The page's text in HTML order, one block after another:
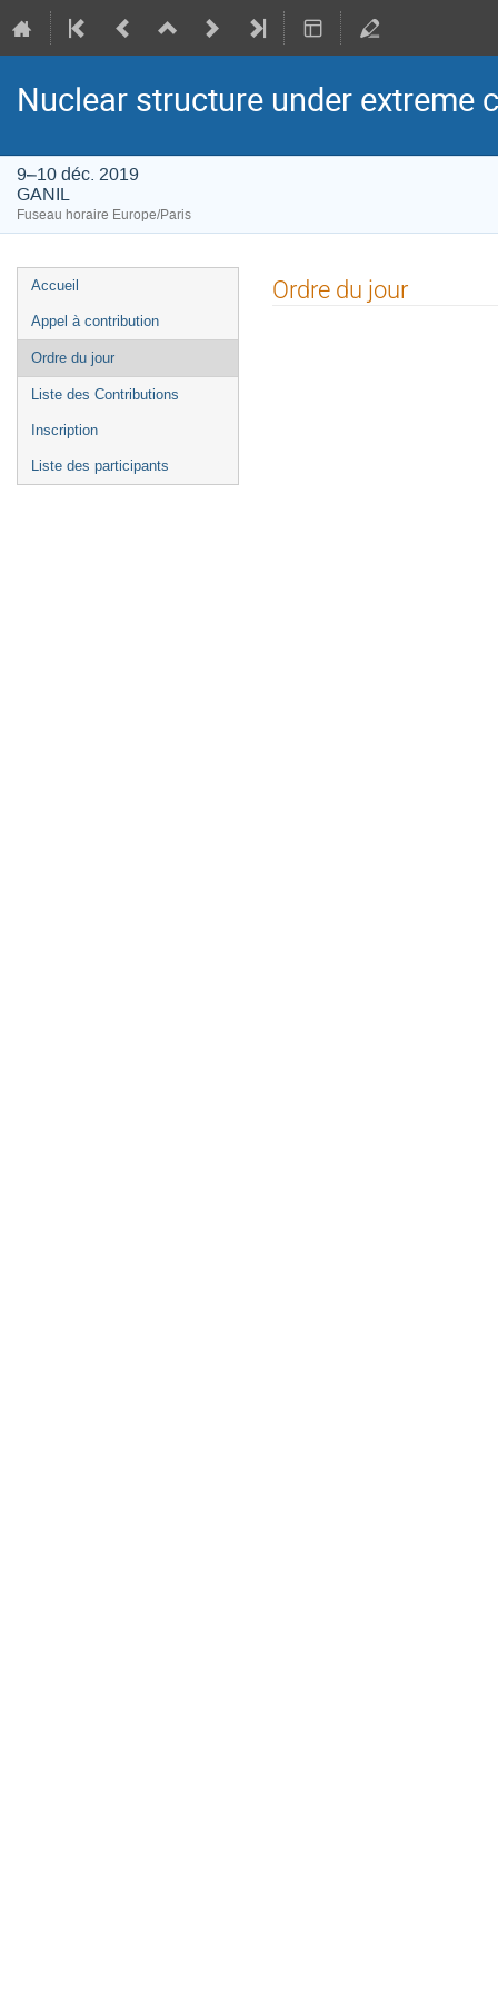
Nuclear structure under extreme
9–10 déc. 2019
GANIL
Fuseau horaire Europe/Paris
Menu
de
l'événement
Accueil
Appel à contribution
Ordre du jour
Liste des Contributions
Inscription
Liste des participants
Ordre du jour